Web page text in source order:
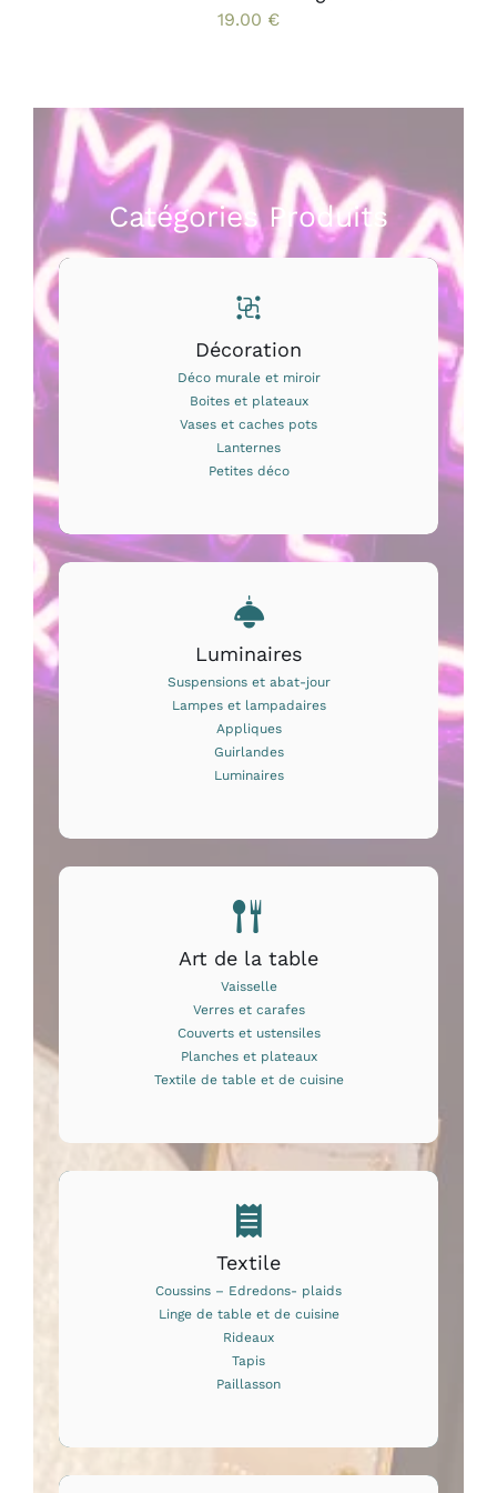
DU
19.00 €
Catégories Produits
Décoration
Déco murale et miroir
Boites et plateaux
Vases et caches pots
Lanternes
Petites déco
Luminaires
Suspensions et abat-jour
Lampes et lampadaires
Appliques
Guirlandes
Luminaires
Art de la table
Vaisselle
Verres et carafes
Couverts et ustensiles
Planches et plateaux
Textile de table et de cuisine
Textile
Coussins – Edredons- plaids
Linge de table et de cuisine
Rideaux
Tapis
Paillasson